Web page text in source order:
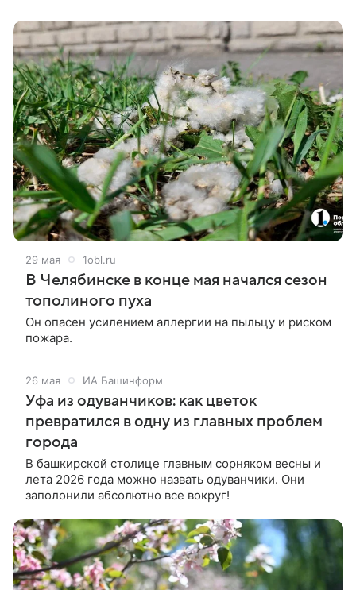
29 мая 1obl.ru
В Челябинске в конце мая начался сезон
тополиного пуха
Он опасен усилением аллергии на пыльцу и риском
пожара.
26 мая ИА Башинформ
Уфа из одуванчиков: как цветок
превратился в одну из главных проблем
города
В башкирской столице главным сорняком весны и
лета 2026 года можно назвать одуванчики. Они
заполонили абсолютно все вокруг!